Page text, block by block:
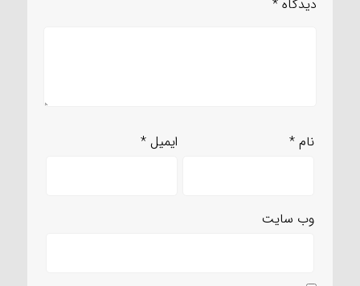
دیدگاه *
نام* ایمیل*
وب‌ سایت